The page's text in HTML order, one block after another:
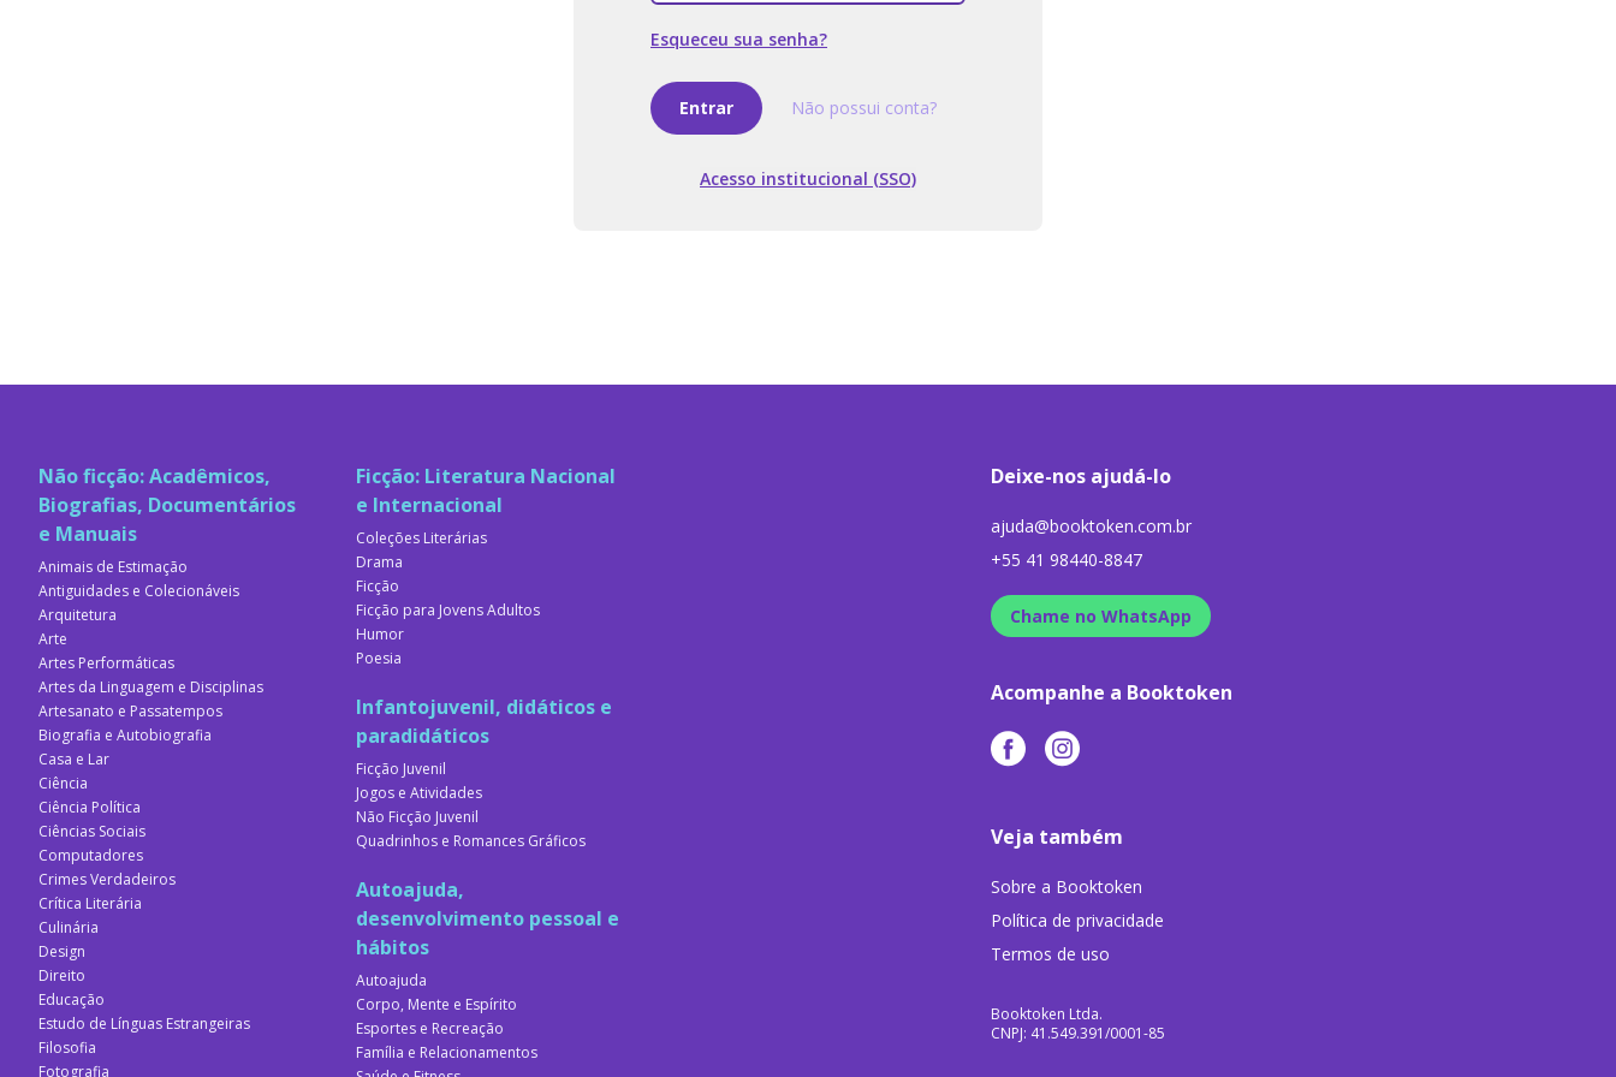
Esqueceu sua senha?
Entrar Não possui conta?
Acesso institucional (SSO)
Não ficção: Acadêmicos,
Biografias, Documentários
e Manuais
Animais de Estimação
Antiguidades e Colecionáveis
Arquitetura
Arte
Artes Performáticas
Artes da Linguagem e Disciplinas
Artesanato e Passatempos
Biografia e Autobiografia
Casa e Lar
Ciência
Ciência Política
Ciências Sociais
Computadores
Crimes Verdadeiros
Crítica Literária
Culinária
Design
Direito
Educação
Estudo de Línguas Estrangeiras
Filosofia
Fotografia
Ficção: Literatura Nacional
e Internacional
Coleções Literárias
Drama
Ficção
Ficção para Jovens Adultos
Humor
Poesia
Infantojuvenil, didáticos e
paradidáticos
Ficção Juvenil
Jogos e Atividades
Não Ficção Juvenil
Quadrinhos e Romances Gráficos
Autoajuda,
desenvolvimento pessoal e
hábitos
Autoajuda
Corpo, Mente e Espírito
Esportes e Recreação
Família e Relacionamentos
Deixe-nos ajudá-lo
ajuda@booktoken.com.br
+55 41 98440-8847
Chame no WhatsApp
Acompanhe a Booktoken
Veja também
Sobre a Booktoken
Política de privacidade
Termos de uso
Booktoken Ltda.
CNPJ: 41.549.391/0001-85